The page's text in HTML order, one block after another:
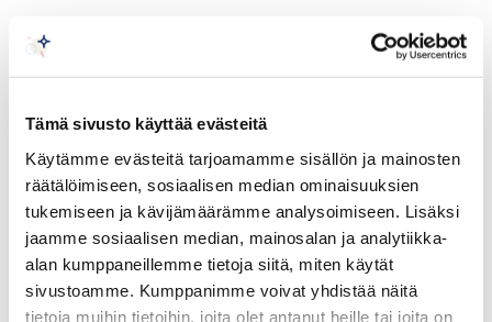
Tämä sivusto käyttää evästeitä
Käytämme evästeitä tarjoamamme sisällön ja mainosten
räätälöimiseen, sosiaalisen median ominaisuuksien
tukemiseen ja kävijämäärämme analysoimiseen. Lisäksi
jaamme sosiaalisen median, mainosalan ja analytiikka-
alan kumppaneillemme tietoja siitä, miten käytät
sivustoamme. Kumppanimme voivat yhdistää näitä
tietoja muihin tietoihin, joita olet antanut heille tai joita on
Mainonnan eettisen neuvoston lausunto
perussääntöjen 1 artiklan mukaan markkinoinnin on
oltava lain ja hyvän tavan mukaista. Perussääntöjen 2
artikla edellyttää, että markkinointi ei saa sisältää
sellaista ilmaisua, ääntä tai kuvaa, jonka voidaan katsoa
olevan hyvän tavan vastainen kyseisessä maassa tai
kulttuurissa. 4 artiklan mukaan markkinoinnissa on
kunnioitettava ihmisarvoa. Markkinoinnissa ei saa sallia